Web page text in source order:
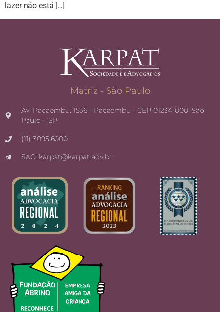
lazer não está […]
Matriz - São Paulo
Av. Pacaembu, 1536 - Pacaembu - CEP 01234-000, São
Paulo – SP
(11) 3095.6000
SAC: karpat@karpat.adv.br